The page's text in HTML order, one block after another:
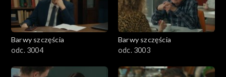
Barwy szczęścia
odc. 3004
Barwy szczęścia
odc. 3003